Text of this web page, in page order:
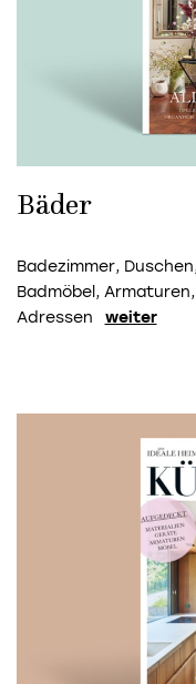
Bäder
Badezimmer,
Badmöbel,
Adressen
weiter